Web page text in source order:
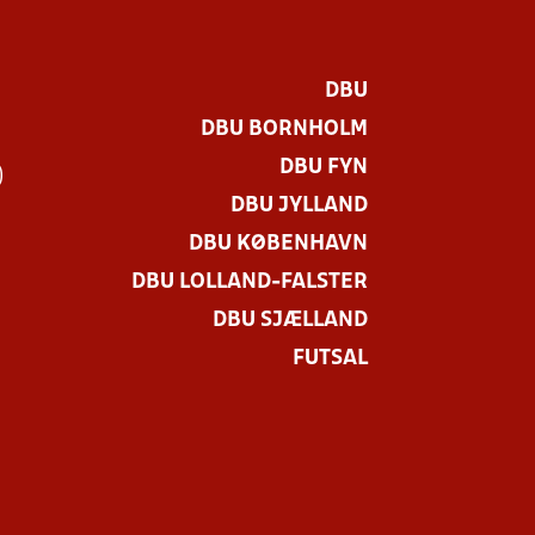
DBU
DBU BORNHOLM
DBU FYN
DBU JYLLAND
DBU KØBENHAVN
DBU LOLLAND-FALSTER
DBU SJÆLLAND
FUTSAL